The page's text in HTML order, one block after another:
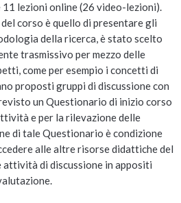
lezioni online (26 video-lezioni).
corso è quello di presentare gli
della ricerca, è stato scelto
trasmissivo per mezzo delle
come per esempio i concetti di
proposti gruppi di discussione con
un Questionario di inizio corso
e per la rilevazione delle
di tale Questionario è condizione
alle altre risorse didattiche del
attività di discussione in appositi